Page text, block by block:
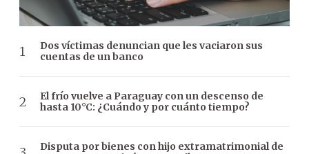
Dos víctimas denuncian que les vaciaron sus
cuentas de un banco
El frío vuelve a Paraguay con un descenso de
hasta 10°C: ¿Cuándo y por cuánto tiempo?
Disputa por bienes con hijo extramatrimonial de